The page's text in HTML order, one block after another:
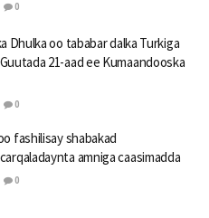
0
Dhulka oo tababar dalka Turkiga
21-aad ee Kumaandooska
0
fashilisay shabakad
amniga caasimadda
0